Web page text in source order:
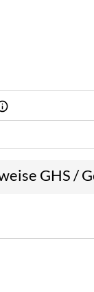
GHS /